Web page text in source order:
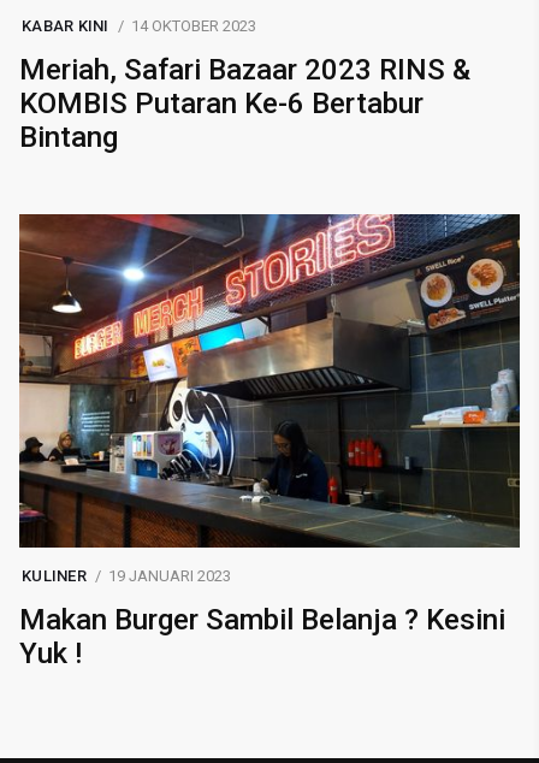
KABAR KINI 14 OKTOBER 2023
Meriah, Safari Bazaar 2023 RINS &
KOMBIS Putaran Ke-6 Bertabur
Bintang
KULINER 19 JANUARI 2023
Makan Burger Sambil Belanja ? Kesini
Yuk !